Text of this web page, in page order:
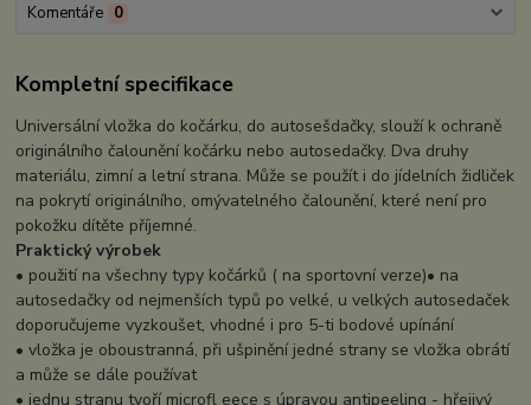
Komentáře 0
Kompletní specifikace
Universální vložka do kočárku, do autosešdačky, slouží k ochraně
originálního čalounění kočárku nebo autosedačky. Dva druhy
materiálu, zimní a letní strana. Může se použít i do jídelních židliček
na pokrytí originálního, omývatelného čalounění, které není pro
pokožku dítěte příjemné.
Praktický výrobek
• použití na všechny typy kočárků ( na sportovní verze)• na
autosedačky od nejmenších typů po velké, u velkých autosedaček
doporučujeme vyzkoušet, vhodné i pro 5-ti bodové upínání
• vložka je oboustranná, při ušpinění jedné strany se vložka obrátí
a může se dále používat
• jednu stranu tvoří microfl eece s úpravou antipeeling - hřejivý